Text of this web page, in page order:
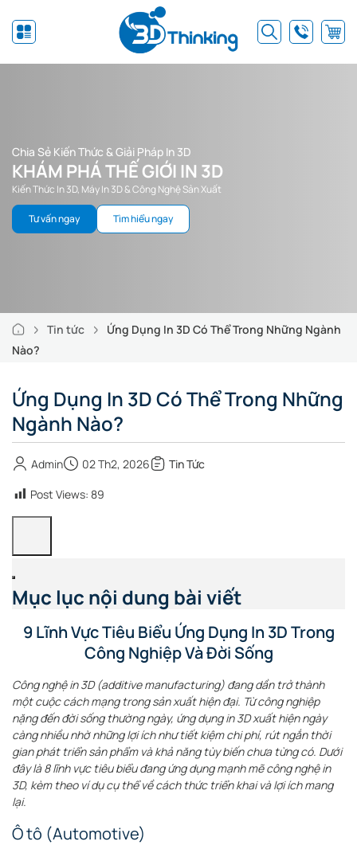
Chia Sẻ Kiến Thức & Giải Pháp In 3D
KHÁM PHÁ THẾ GIỚI IN 3D
Kiến Thức In 3D, Máy In 3D & Công Nghệ Sản Xuất
Tư vấn ngay Tìm hiểu ngay
Tin tức
Ứng Dụng In 3D Có Thể Trong Những Ngành
Nào?
Ứng Dụng In 3D Có Thể Trong Những
Ngành Nào?
Admin 02 Th2, 2026 Tin Tức
Post Views: 89
Mục lục nội dung bài viết
9 Lĩnh Vực Tiêu Biểu Ứng Dụng In 3D Trong
Công Nghiệp Và Đời Sống
Công nghệ in 3D (additive manufacturing) đang dần trở thành
một cuộc cách mạng trong sản xuất hiện đại. Từ công nghiệp
nặng đến đời sống thường ngày, ứng dụng in 3D xuất hiện ngày
càng nhiều nhờ những lợi ích như tiết kiệm chi phí, rút ngắn thời
gian phát triển sản phẩm và khả năng tùy biến chưa từng có. Dưới
đây là 8 lĩnh vực tiêu biểu đang ứng dụng mạnh mẽ công nghệ in
3D, kèm theo ví dụ cụ thể về cách thức triển khai và lợi ích mang
lại.
Ô tô (Automotive)